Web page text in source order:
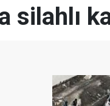
silahlı